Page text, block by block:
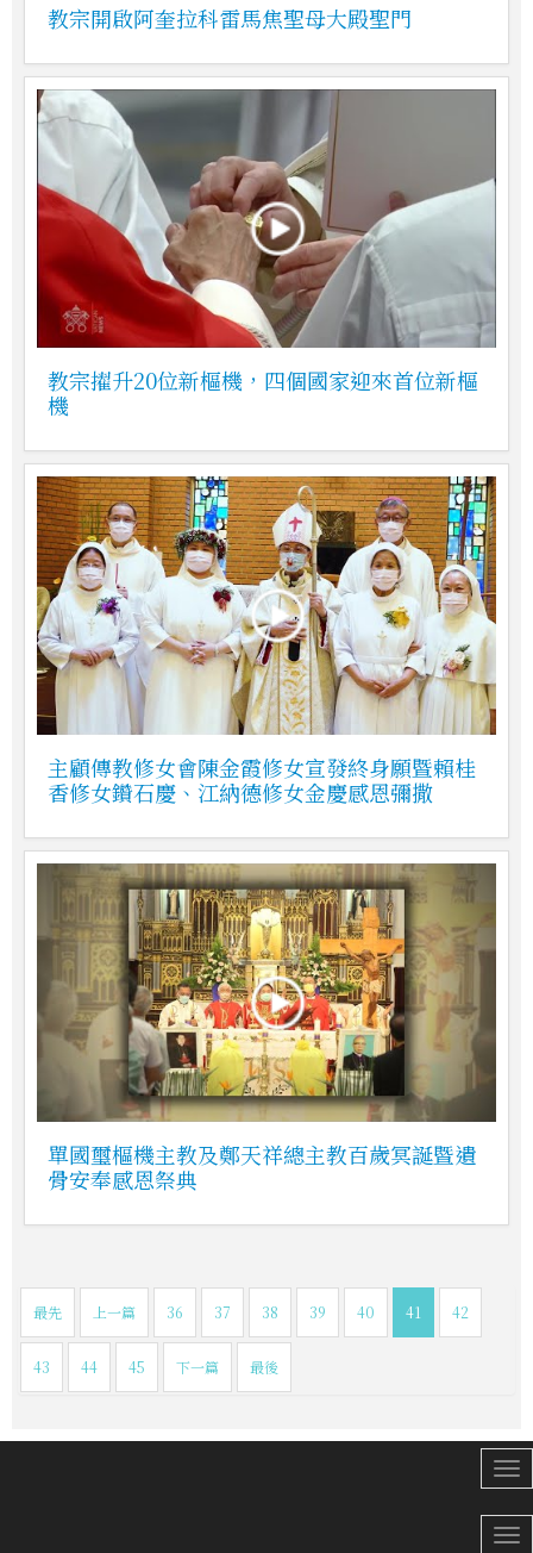
教宗開啟阿奎拉科雷馬焦聖母大殿聖門
教宗擢升20位新樞機，四個國家迎來首位新樞
機
主顧傳教修女會陳金霞修女宣發終身願暨賴桂
香修女鑽石慶、江納德修女金慶感恩彌撒
單國璽樞機主教及鄭天祥總主教百歲冥誕暨遺
骨安奉感恩祭典
最先 上一篇 36 37 38 39 40 41 42
43 44 45 下一篇 最後